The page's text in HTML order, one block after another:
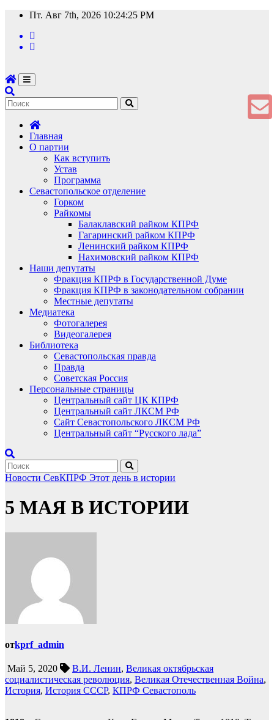
Перейти
содержимому
Пт. Авг 7th, 2026 10:24:25 PM
Главная
О партии
Как вступить
Устав
Программа
Севастопольское отделение
Горком
Райкомы
Балаклавский райком КПРФ
Гагаринский райком КПРФ
Ленинский райком КПРФ
Нахимовский райком КПРФ
Наши депутаты
Фракция КПРФ в Государственной Думе
Фракция КПРФ в законодательном собрании
Местные депутаты
Медиатека
Фотогалерея
Видеогалерея
Библиотека
Севастопольская правда
Правда
Советская Россия
Персональные страницы
Центральный сайт ЦК КПРФ
Центральный сайт ЛКСМ РФ
Сайт Севастопольского ЛКСМ РФ
Центральный сайт “Русского лада”
Новости СевКПРФ Этот день в истории
5 МАЯ В ИСТОРИИ
отkprf_admin
Май 5, 2020 В.И. Ленин, Великая октябрьская
социалистическая революция, Великая Отечественная Война,
История, История СССР, КПРФ Севастополь